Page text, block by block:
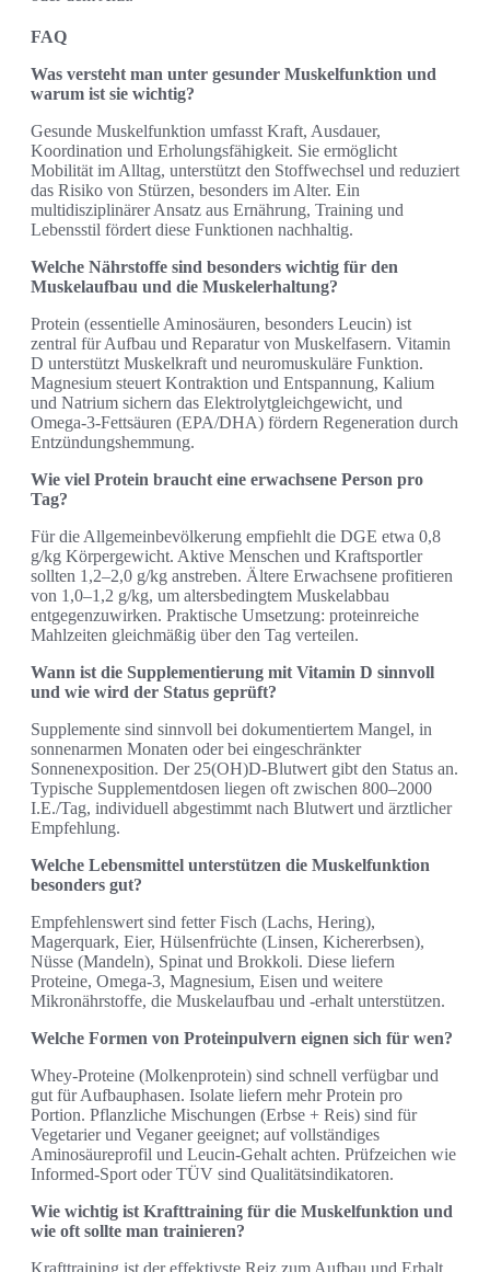
FAQ
Was versteht man unter gesunder Muskelfunktion und
warum ist sie wichtig?
Gesunde Muskelfunktion umfasst Kraft, Ausdauer,
Koordination und Erholungsfähigkeit. Sie ermöglicht
Mobilität im Alltag, unterstützt den Stoffwechsel und reduziert
das Risiko von Stürzen, besonders im Alter. Ein
multidisziplinärer Ansatz aus Ernährung, Training und
Lebensstil fördert diese Funktionen nachhaltig.
Welche Nährstoffe sind besonders wichtig für den
Muskelaufbau und die Muskelerhaltung?
Protein (essentielle Aminosäuren, besonders Leucin) ist
zentral für Aufbau und Reparatur von Muskelfasern. Vitamin
D unterstützt Muskelkraft und neuromuskuläre Funktion.
Magnesium steuert Kontraktion und Entspannung, Kalium
und Natrium sichern das Elektrolytgleichgewicht, und
Omega‑3‑Fettsäuren (EPA/DHA) fördern Regeneration durch
Entzündungshemmung.
Wie viel Protein braucht eine erwachsene Person pro
Tag?
Für die Allgemeinbevölkerung empfiehlt die DGE etwa 0,8
g/kg Körpergewicht. Aktive Menschen und Kraftsportler
sollten 1,2–2,0 g/kg anstreben. Ältere Erwachsene profitieren
von 1,0–1,2 g/kg, um altersbedingtem Muskelabbau
entgegenzuwirken. Praktische Umsetzung: proteinreiche
Mahlzeiten gleichmäßig über den Tag verteilen.
Wann ist die Supplementierung mit Vitamin D sinnvoll
und wie wird der Status geprüft?
Supplemente sind sinnvoll bei dokumentiertem Mangel, in
sonnenarmen Monaten oder bei eingeschränkter
Sonnenexposition. Der 25(OH)D‑Blutwert gibt den Status an.
Typische Supplementdosen liegen oft zwischen 800–2000
I.E./Tag, individuell abgestimmt nach Blutwert und ärztlicher
Empfehlung.
Welche Lebensmittel unterstützen die Muskelfunktion
besonders gut?
Empfehlenswert sind fetter Fisch (Lachs, Hering),
Magerquark, Eier, Hülsenfrüchte (Linsen, Kichererbsen),
Nüsse (Mandeln), Spinat und Brokkoli. Diese liefern
Proteine, Omega‑3, Magnesium, Eisen und weitere
Mikronährstoffe, die Muskelaufbau und -erhalt unterstützen.
Welche Formen von Proteinpulvern eignen sich für wen?
Whey‑Proteine (Molkenprotein) sind schnell verfügbar und
gut für Aufbauphasen. Isolate liefern mehr Protein pro
Portion. Pflanzliche Mischungen (Erbse + Reis) sind für
Vegetarier und Veganer geeignet; auf vollständiges
Aminosäureprofil und Leucin‑Gehalt achten. Prüfzeichen wie
Informed‑Sport oder TÜV sind Qualitätsindikatoren.
Wie wichtig ist Krafttraining für die Muskelfunktion und
wie oft sollte man trainieren?